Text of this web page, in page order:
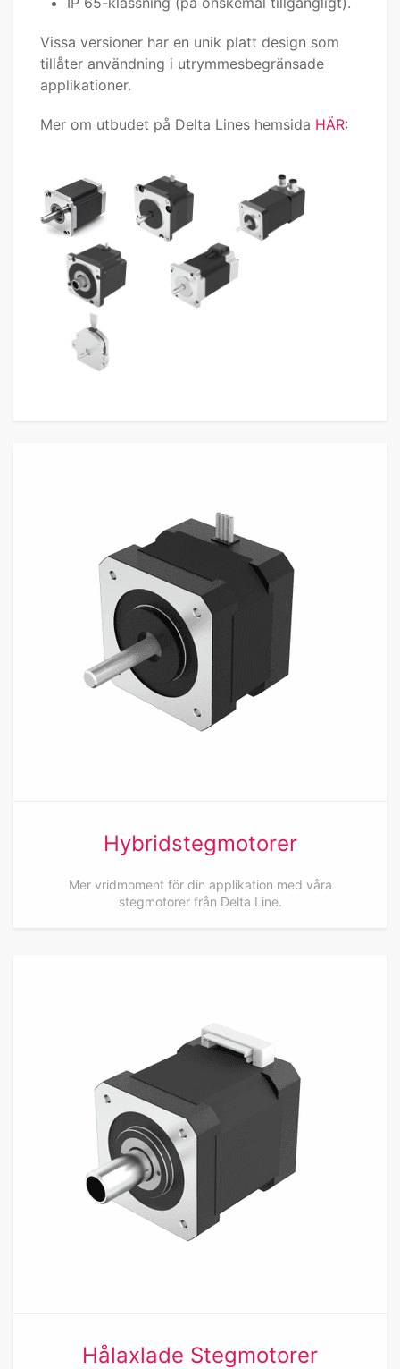
Vissa versioner har en unik platt design som
tillåter användning i utrymmesbegränsade
applikationer.
Mer om utbudet på Delta Lines hemsida HÄR:
Hybridstegmotorer
Mer vridmoment för din applikation med våra
stegmotorer från Delta Line.
Hålaxlade Stegmotorer